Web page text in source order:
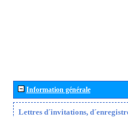
Information générale
Lettres d´invitations,